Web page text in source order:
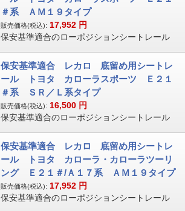
＃系 ＡＭ１９タイプ
販売価格(税込): 17,952 円
保安基準適合のローポジションシートレール
保安基準適合 レカロ 底留め用シートレ
ール トヨタ カローラスポーツ Ｅ２１
＃系 ＳＲ／Ｌ系タイプ
販売価格(税込): 16,500 円
保安基準適合のローポジションシートレール
保安基準適合 レカロ 底留め用シートレ
ール トヨタ カローラ・カローラツーリ
ング Ｅ２１＃/Ａ１７系 ＡＭ１９タイプ
販売価格(税込): 17,952 円
保安基準適合のローポジションシートレール